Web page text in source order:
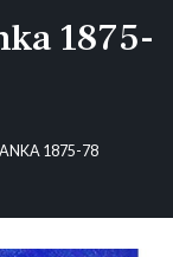
1875-
1875-78